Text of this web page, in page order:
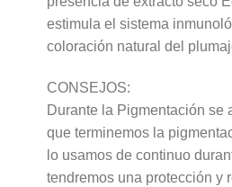
estimula el sistema
coloración natural del
CONSEJOS:
Durante la Pigmentación se
que terminemos la
lo usamos de continuo
tendremos una protección y